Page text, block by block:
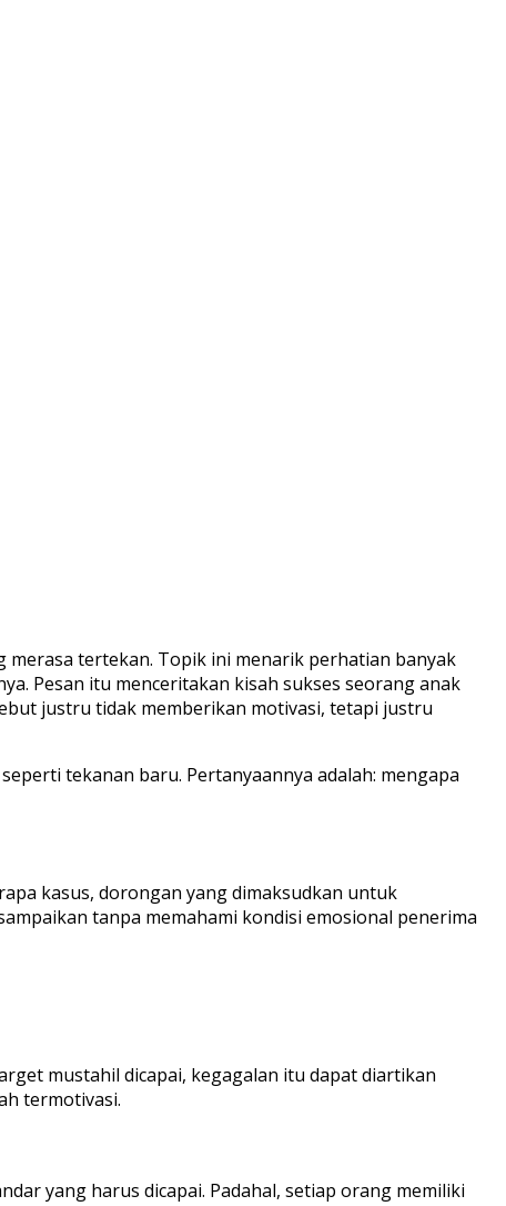
merasa tertekan. Topik ini menarik perhatian banyak
Pesan itu menceritakan kisah sukses seorang anak
justru tidak memberikan motivasi, tetapi justru
tekanan baru. Pertanyaannya adalah: mengapa
kasus, dorongan yang dimaksudkan untuk
tanpa memahami kondisi emosional penerima
mustahil dicapai, kegagalan itu dapat diartikan
termotivasi.
yang harus dicapai. Padahal, setiap orang memiliki